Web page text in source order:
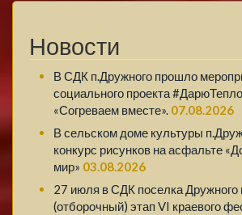
Новости
В СДК п.Дружного прошло
социального проекта
«Согреваем вместе». 07.08.2026
В сельском доме культуры
конкурс рисунков на асфальте
мир» 03.08.2026
27 июля в СДК поселка
(отборочный) этап VI краевого